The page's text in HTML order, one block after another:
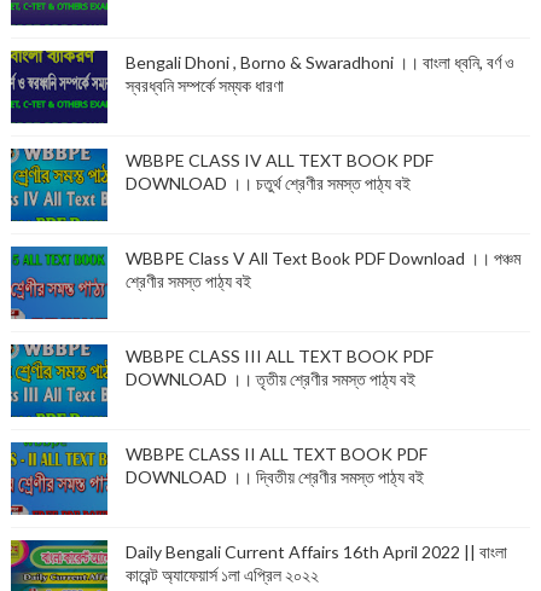
Bengali Dhoni , Borno & Swaradhoni ।। বাংলা ধ্বনি, বর্ণ ও
স্বরধ্বনি সম্পর্কে সম্যক ধারণা
WBBPE CLASS IV ALL TEXT BOOK PDF
DOWNLOAD ।। চতুর্থ শ্রেণীর সমস্ত পাঠ্য বই
WBBPE Class V All Text Book PDF Download ।। পঞ্চম
শ্রেণীর সমস্ত পাঠ্য বই
WBBPE CLASS III ALL TEXT BOOK PDF
DOWNLOAD ।। তৃতীয় শ্রেণীর সমস্ত পাঠ্য বই
WBBPE CLASS II ALL TEXT BOOK PDF
DOWNLOAD ।। দ্বিতীয় শ্রেণীর সমস্ত পাঠ্য বই
Daily Bengali Current Affairs 16th April 2022 || বাংলা
কারেন্ট অ্যাফেয়ার্স ১লা এপ্রিল ২০২২